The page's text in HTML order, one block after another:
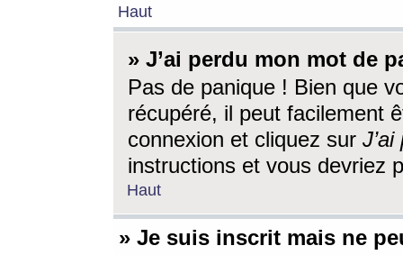
Haut
» J’ai perdu mon mot de
Pas de panique ! Bien que
récupéré, il peut facilement
connexion et cliquez sur
instructions et vous devriez
Haut
» Je suis inscrit mais ne